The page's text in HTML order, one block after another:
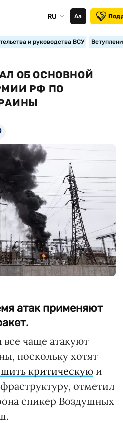
RU Аа
и руководства ВСУ
ОБ ОСНОВНОЙ
РФ ПО
атак применяют
чаще атакуют
поскольку хотят
критическую и
отметил
спикер Воздушных